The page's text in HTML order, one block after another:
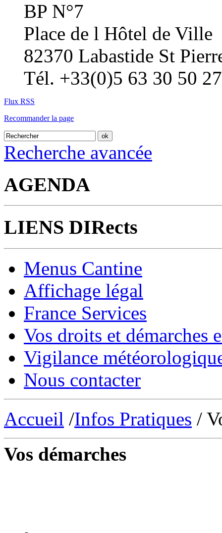
BP N°7
Place de l Hôtel de Ville
82370 Labastide St
Tél. +33(0)5 63 30 50 27
Flux RSS
Recommander la page
Recherche avancée
AGENDA
LIENS DIRects
Menus Cantine
Affichage légal
France Services
Vos droits et démarches
Vigilance
Nous contacter
Accueil /Infos Pratiques /
Vos démarches